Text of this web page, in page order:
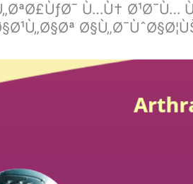
Ù…Ù† Ø¹Ø¯Ù…